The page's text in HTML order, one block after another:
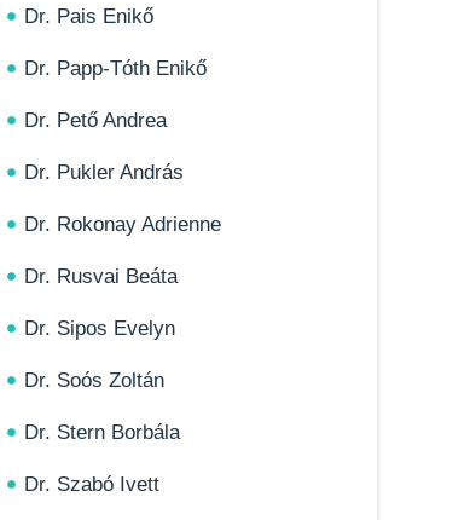
Dr. Pais Enikő
Dr. Papp-Tóth Enikő
Dr. Pető Andrea
Dr. Pukler András
Dr. Rokonay Adrienne
Dr. Rusvai Beáta
Dr. Sipos Evelyn
Dr. Soós Zoltán
Dr. Stern Borbála
Dr. Szabó Ivett